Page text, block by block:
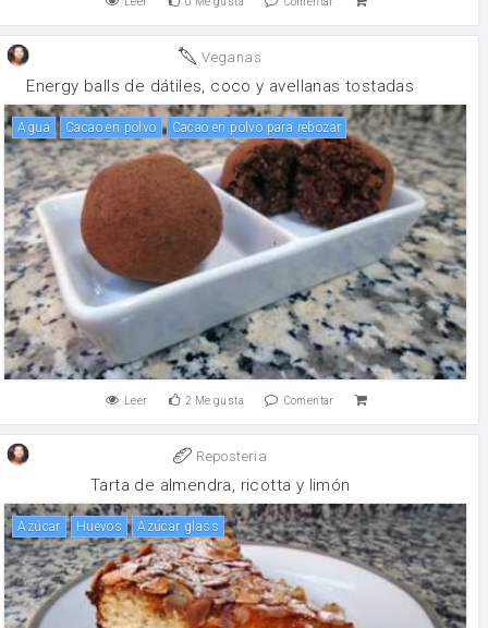
Veganas
Energy balls de dátiles, coco y avellanas tostadas
agua Cacao en polvo Cacao en polvo para rebozar
Leer 2 Me gusta Comentar
Reposteria
Tarta de almendra, ricotta y limón
Azúcar huevos Azúcar glass